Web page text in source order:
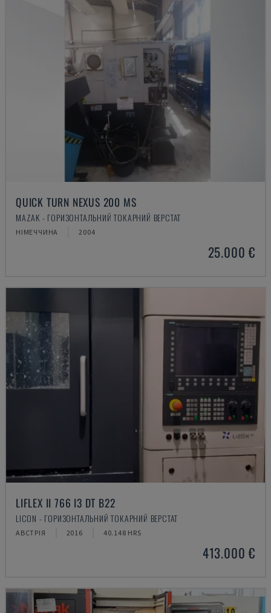
QUICK TURN NEXUS 200 MS
MAZAK - ГОРИЗОНТАЛЬНИЙ ТОКАРНИЙ ВЕРСТАТ
НІМЕЧЧИНА 2004
25.000 €
LIFLEX II 766 I3 DT B22
LICON - ГОРИЗОНТАЛЬНИЙ ТОКАРНИЙ ВЕРСТАТ
АВСТРІЯ 2016 40.148 HRS
413.000 €